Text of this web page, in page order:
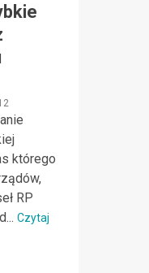
którego
RP
Czytaj